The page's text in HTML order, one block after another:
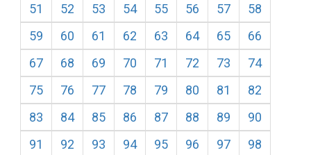
51
52 53 54 55 56 57
58
59
60 61 62 63 64 65
66
67
68 69 70 71 72 73
74
75
76 77 78 79 80 81
82
83
84 85 86 87 88 89
90
91
92 93 94 95 96 97
98